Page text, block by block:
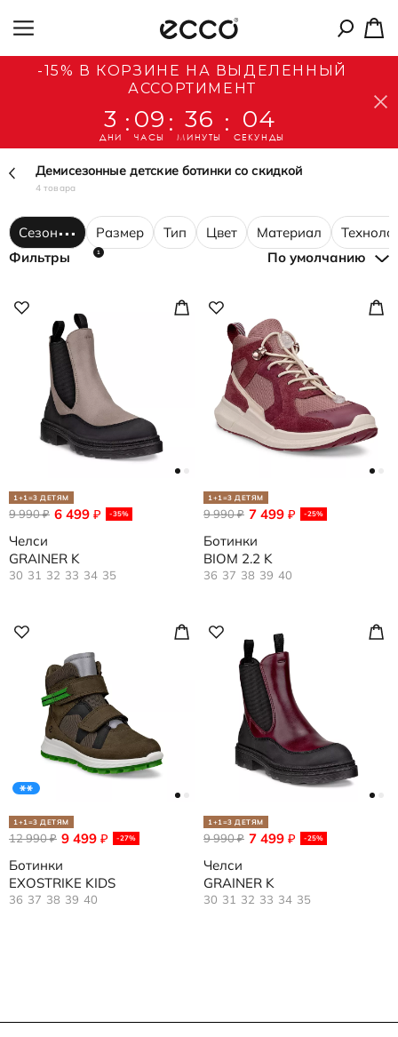
-15% В КОРЗИНЕ НА ВЫДЕЛЕННЫЙ
АССОРТИМЕНТ
3
ДНИ
: 09
ЧАСЫ
: 36
МИНУТЫ
: 04
СЕКУНДЫ
Демисезонные детские ботинки со скидкой
4 товара
Размер Тип
Сезон Цвет Материал
1
Фильтры По умолчанию
1+1=3 ДЕТЯМ
6 499 ₽ -35%
9 990₽
Челси
GRAINER K
30 31 32 33 34 35
1+1=3 ДЕТЯМ
7 499 ₽ -25%
9 990₽
Ботинки
BIOM 2.2 K
36 37 38 39 40
1+1=3 ДЕТЯМ
9 499 ₽ -27%
12 990₽
Ботинки
EXOSTRIKE KIDS
36 37 38 39 40
1+1=3 ДЕТЯМ
7 499 ₽ -25%
9 990₽
Челси
GRAINER K
30 31 32 33 34 35